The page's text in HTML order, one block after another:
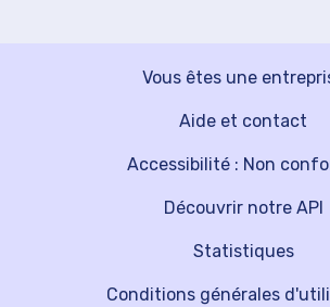
Vous êtes une
Découvrir notre API
Aide et contact
Statistiques
Accessibilité : Non
Conditions générales